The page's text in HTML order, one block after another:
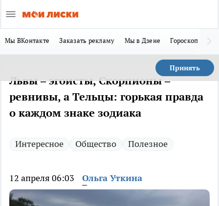
Мы ВКонтакте Заказать рекламу Мы в Дзене Гороскоп
Принять
Львы – эгоисты, Скорпионы –
ревнивы, а Тельцы: горькая правда
о каждом знаке зодиака
Интересное Общество Полезное
12 апреля 06:03 Ольга Уткина